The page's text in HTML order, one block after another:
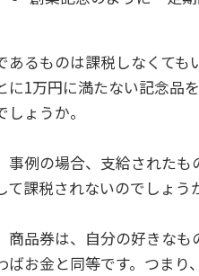
あるものは課税しなくて
に1万円に満たない記念品
しょうか。
事例の場合、支給されたも
て課税されないのでしょう
商品券は、自分の好きなも
ばお金と同等です。つま